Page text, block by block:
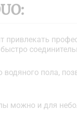
пола,
можно и для